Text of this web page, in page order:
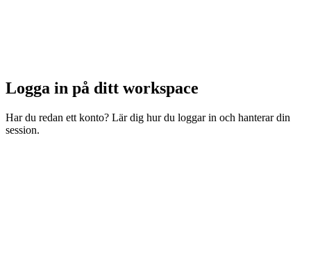
Logga in på ditt workspace
Har du redan ett konto? Lär dig hur du loggar in och hanterar din
session.